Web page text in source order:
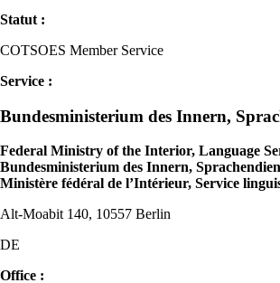
Statut :
COTSOES Member Service
Service :
Bundesministerium des Innern,
Federal Ministry of the Interior, Language
Bundesministerium des Innern,
Ministère fédéral de l’Intérieur, Service
Alt-Moabit 140, 10557 Berlin
DE
Office :